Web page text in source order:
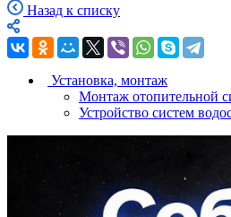
Назад к списку
Установка, монтаж
Монтаж отопительной
Устройство систем